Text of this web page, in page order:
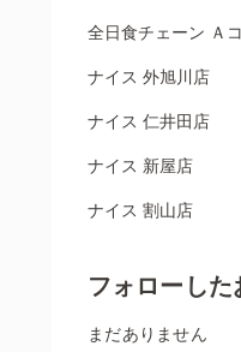
全日食チェーン Ａ
ナイス 外旭川店
ナイス 仁井田店
ナイス 新屋店
ナイス 割山店
フォローした
まだありません